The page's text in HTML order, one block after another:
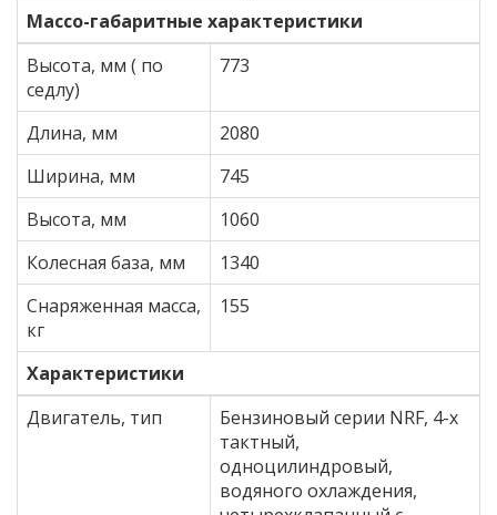
Массо-габаритные характеристики
Высота, мм ( по
седлу)
773
Длина, мм
2080
Ширина, мм
745
Высота, мм
1060
Колесная база, мм
1340
Снаряженная масса,
кг
155
Характеристики
Двигатель, тип
Бензиновый серии NRF, 4-х
тактный,
одноцилиндровый,
водяного охлаждения,